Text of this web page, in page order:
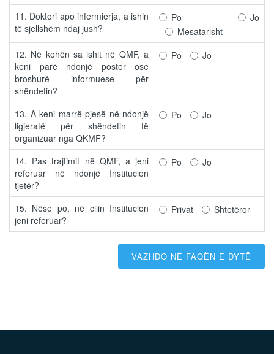
11. Doktori apo infermierja, a ishin
të sjellshëm ndaj jush?
Po
Jo
Mesatarisht
12. Në kohën sa ishit në QMF, a
keni parë ndonjë poster ose
broshurë informuese për
shëndetin?
Po Jo
13. A keni marrë pjesë në ndonjë
ligjeratë për shëndetin të
organizuar nga QKMF?
Po Jo
14. Pas trajtimit në QMF, a jeni
referuar në ndonjë Institucion
tjetër?
Po Jo
15. Nëse po, në cilin Institucion
jeni referuar?
Privat Shtetëror
VAZHDO NË FAQËN E DYTË